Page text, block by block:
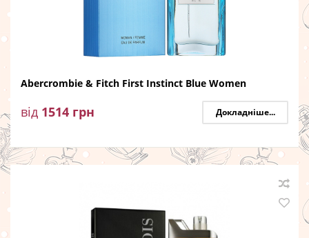
Abercrombie & Fitch First Instinct Blue Women
від 1514 грн Докладніше...